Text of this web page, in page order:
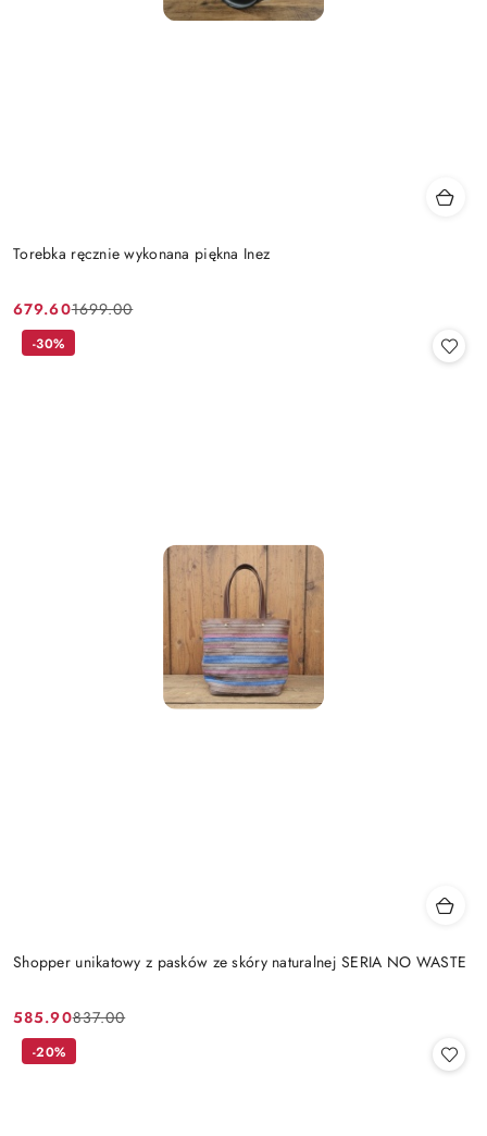
Torebka ręcznie wykonana piękna Inez
Cena
promocyjna:
679.60
Cena
przed
1699.00
Shopper unikatowy z pasków ze skóry naturalnej SERIA NO WASTE
Cena
promocyjna:
585.90
Cena
przed
837.00
-30%
-20%